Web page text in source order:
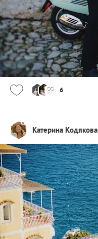
6
Катерина Кодякова